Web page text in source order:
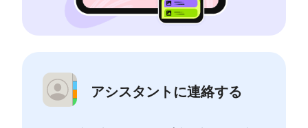
アシスタントに連絡する